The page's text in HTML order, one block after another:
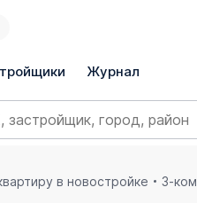
Журнал
в новостройке 3-